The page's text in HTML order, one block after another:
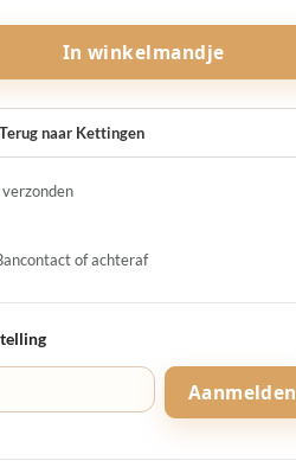
In winkelmandje
Terug naar Kettingen
of achteraf
Aanmelden